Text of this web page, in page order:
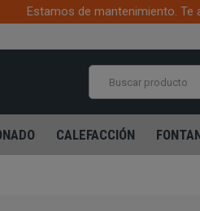
Estamos de mantenimiento.
CALEFACCIÓN